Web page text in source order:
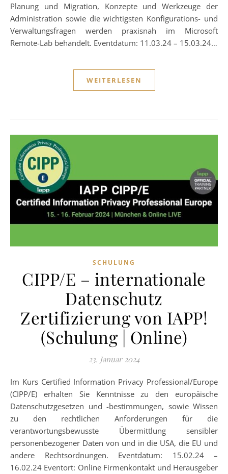
Planung und Migration, Konzepte und Werkzeuge der
Administration sowie die wichtigsten Konfigurations- und
Verwaltungsfragen werden praxisnah im Microsoft
Remote-Lab behandelt. Eventdatum: 11.03.24 – 15.03.24…
WEITERLESEN
SCHULUNG
CIPP/E – internationale
Datenschutz
Zertifizierung von IAPP!
(Schulung | Online)
23. Januar 2024
Im Kurs Certified Information Privacy Professional/Europe
(CIPP/E) erhalten Sie Kenntnisse zu den europäische
Datenschutzgesetzen und -bestimmungen, sowie Wissen
zu den rechtlichen Anforderungen für die
verantwortungsbewusste Übermittlung sensibler
personenbezogener Daten von und in die USA, die EU und
andere Rechtsordnungen. Eventdatum: 15.02.24 –
16.02.24 Eventort: Online Firmenkontakt und Herausgeber